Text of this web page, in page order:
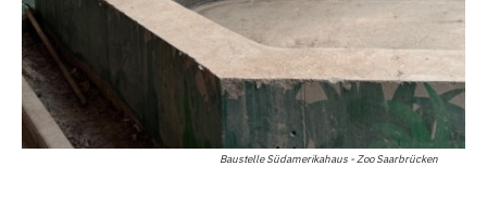
Baustelle Südamerikahaus - Zoo Saarbrücken